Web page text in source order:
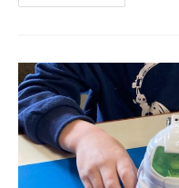
Statt
In
Fürstenberg!